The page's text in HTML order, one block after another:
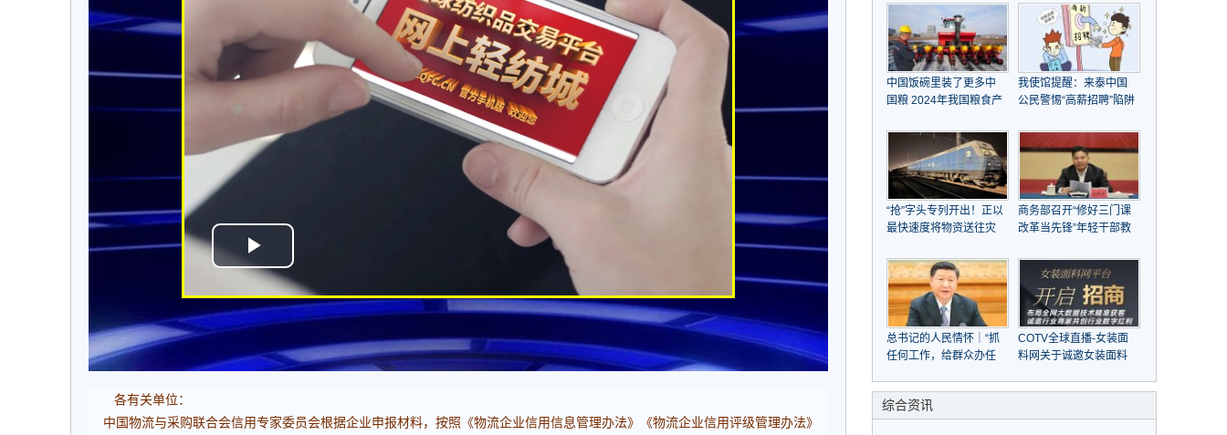
各有关单位：
中国物流与采购联合会信用专家委员会根据企业申报材料，按照《物流企业信用信息管理办法》《物流企业信用评级管理办法》
地参保户籍限制
中国饭碗里装了更多中
国粮 2024年我国粮食产
我使馆提醒：来泰中国
公民警惕“高薪招聘”陷阱
“抢”字头专列开出！正以
最快速度将物资送往灾
商务部召开“修好三门课
改革当先锋”年轻干部教
总书记的人民情怀｜“抓
任何工作，给群众办任
COTV全球直播-女装面
料网关于诚邀女装面料
工智能之旅
综合资讯